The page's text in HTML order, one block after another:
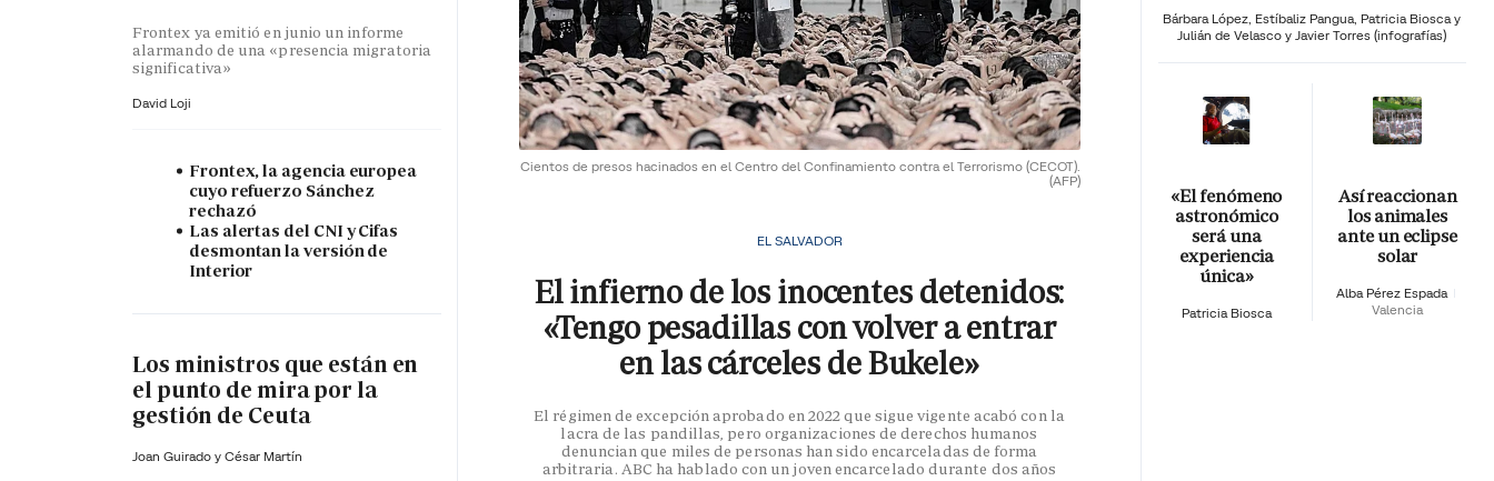
Frontex ya emitió en junio un informe
alarmando de una «presencia migratoria
significativa»
David Loji
Frontex, la agencia europea
cuyo refuerzo Sánchez
rechazó
Las alertas del CNI y Cifas
desmontan la versión de
Interior
Los ministros que están en
el punto de mira por la
gestión de Ceuta
Joan Guirado y César Martín
Cientos de presos hacinados en el Centro del Confinamiento contra el Terrorismo (CECOT).
(AFP)
EL SALVADOR
El infierno de los inocentes detenidos:
«Tengo pesadillas con volver a entrar
en las cárceles de Bukele»
El régimen de excepción aprobado en 2022 que sigue vigente acabó con la
lacra de las pandillas, pero organizaciones de derechos humanos
denuncian que miles de personas han sido encarceladas de forma
arbitraria. ABC ha hablado con un joven encarcelado durante dos años
Bárbara López, Estíbaliz Pangua, Patricia Biosca y
Julián de Velasco y Javier Torres (infografías)
«El fenómeno
astronómico
será una
experiencia
única»
Patricia Biosca
Así reaccionan
los animales
ante un eclipse
solar
Alba Pérez Espada
Valencia